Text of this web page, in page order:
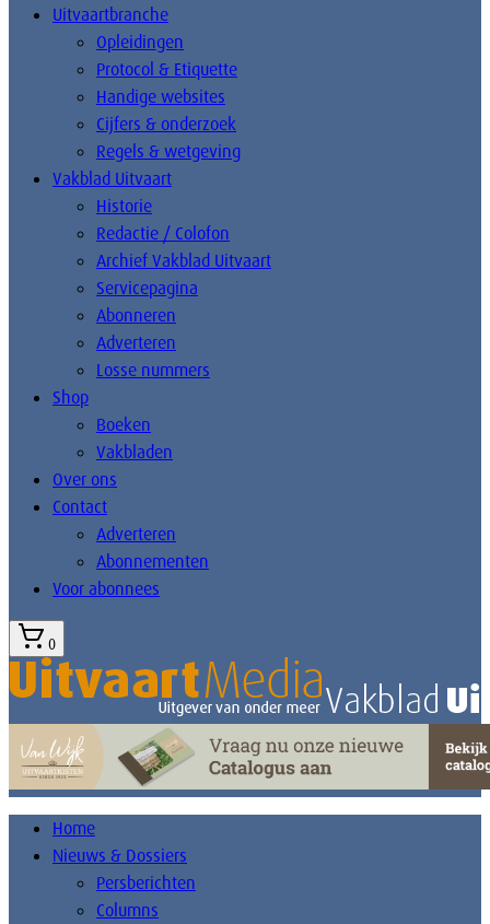
Uitvaartbranche
Opleidingen
Protocol & Etiquette
Handige websites
Cijfers & onderzoek
Regels & wetgeving
Vakblad Uitvaart
Historie
Redactie / Colofon
Archief Vakblad Uitvaart
Servicepagina
Abonneren
Adverteren
Losse nummers
Shop
Boeken
Vakbladen
Over ons
Contact
Adverteren
Abonnementen
Voor abonnees
0
Home
Nieuws & Dossiers
Persberichten
Columns